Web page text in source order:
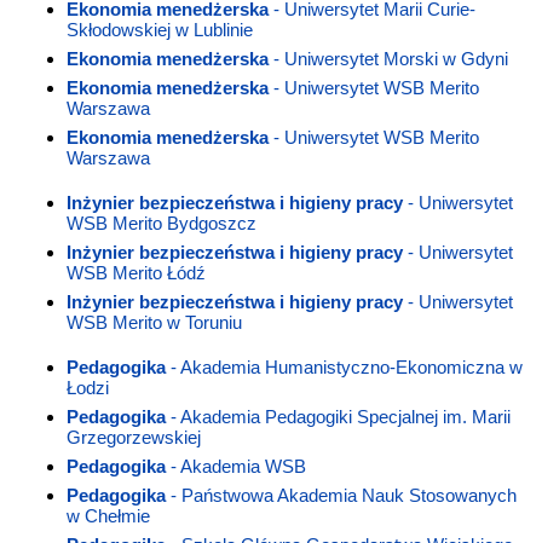
Ekonomia menedżerska- Uniwersytet Marii Curie-
Skłodowskiej w Lublinie
Ekonomia menedżerska- Uniwersytet Morski w Gdyni
Ekonomia menedżerska- Uniwersytet WSB Merito
Warszawa
Ekonomia menedżerska- Uniwersytet WSB Merito
Warszawa
Inżynier bezpieczeństwa i higieny pracy- Uniwersytet
WSB Merito Bydgoszcz
Inżynier bezpieczeństwa i higieny pracy- Uniwersytet
WSB Merito Łódź
Inżynier bezpieczeństwa i higieny pracy- Uniwersytet
WSB Merito w Toruniu
Pedagogika- Akademia Humanistyczno-Ekonomiczna w
Łodzi
Pedagogika- Akademia Pedagogiki Specjalnej im. Marii
Grzegorzewskiej
Pedagogika- Akademia WSB
Pedagogika- Państwowa Akademia Nauk Stosowanych
w Chełmie